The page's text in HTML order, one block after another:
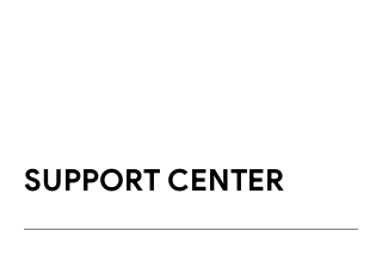
SUPPORT CENTER